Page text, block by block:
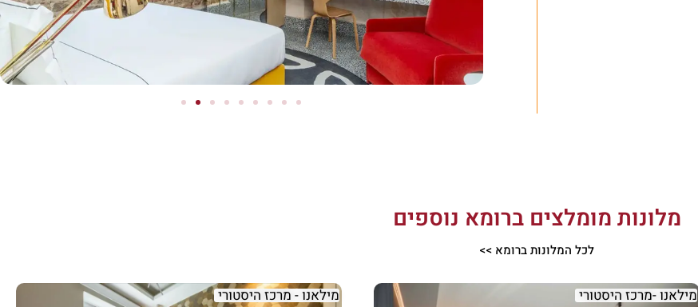
מלונות מומלצים ברומא נוספים
לכל המלונות ברומא >>
מילאנו -מרכז היסטורי מילאנו - מרכז היסטורי